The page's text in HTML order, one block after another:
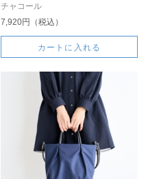
チャコール
7,920円（税込）
カートに入れる